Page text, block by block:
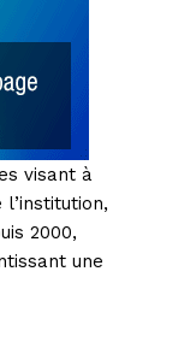
visant à
2000,
une